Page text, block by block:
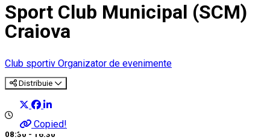
Sport Club Municipal (SCM)
Craiova
Club sportiv Organizator de evenimente
Distribuie
Copied!
08:30 - 16:30